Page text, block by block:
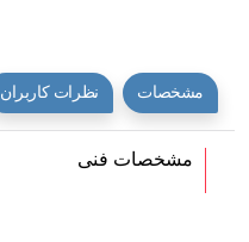
مشخصات نظرات کاربران
مشخصات فنی